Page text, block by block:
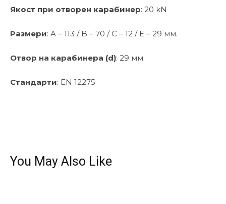
Якост при отворен карабинер: 20 kN
Размери: A – 113 / B – 70 / C – 12 / E – 29 мм.
Отвор на карабинера (d): 29 мм.
Стандарти: EN 12275
You May Also Like